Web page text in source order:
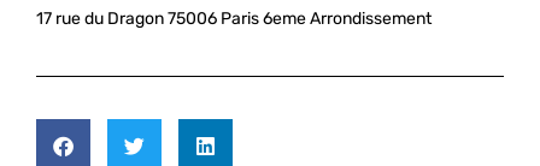
17 rue du Dragon 75006 Paris 6eme Arrondissement